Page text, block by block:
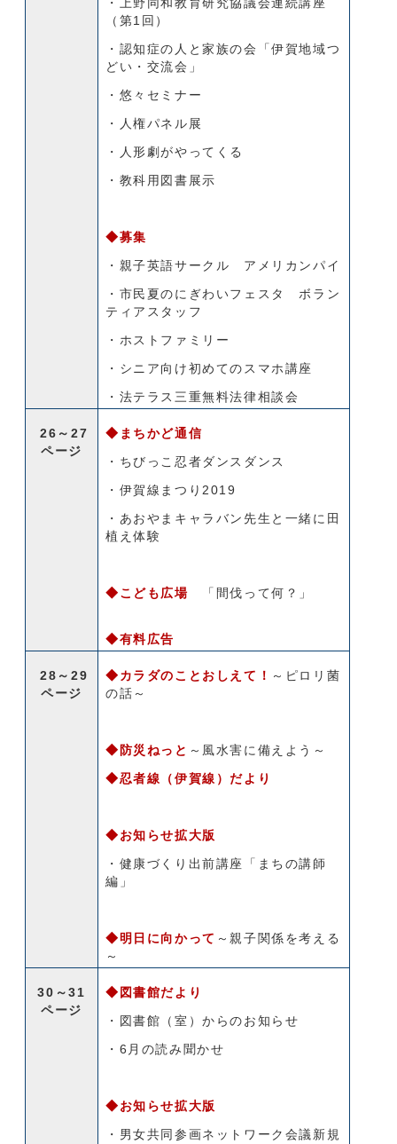
・上野同和教育研究協議会連続講座
（第1回）
・認知症の人と家族の会「伊賀地域つ
どい・交流会」
・悠々セミナー
・人権パネル展
・人形劇がやってくる
・教科用図書展示
◆募集
・親子英語サークル アメリカンパイ
・市民夏のにぎわいフェスタ ボラン
ティアスタッフ
・ホストファミリー
・シニア向け初めてのスマホ講座
・法テラス三重無料法律相談会
26～27
ページ
◆まちかど通信
・ちびっこ忍者ダンスダンス
・伊賀線まつり2019
・あおやまキャラバン先生と一緒に田
植え体験
◆こども広場 「間伐って何？」
◆有料広告
28～29
ページ
◆カラダのことおしえて！ ～ピロリ菌
の話～
◆防災ねっと ～風水害に備えよう～
◆忍者線（伊賀線）だより
◆お知らせ拡大版
・健康づくり出前講座「まちの講師
編」
◆明日に向かって ～親子関係を考える
～
30～31
ページ
◆図書館だより
・図書館（室）からのお知らせ
・6月の読み聞かせ
◆お知らせ拡大版
・男女共同参画ネットワーク会議新規